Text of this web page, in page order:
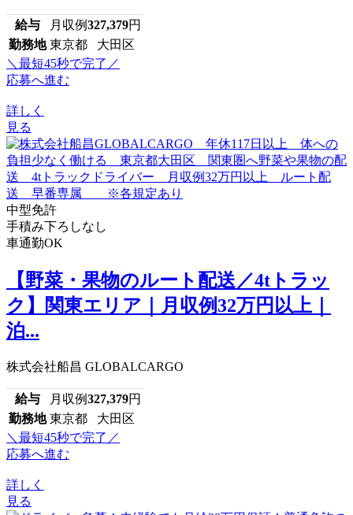
給与 月収例327,379円
勤務地 東京都 大田区
＼最短45秒で完了／
応募へ進む
詳しく
見る
中型免許
手積み下ろしなし
車通勤OK
【野菜・果物のルート配送／4tトラッ
ク】関東エリア｜月収例32万円以上｜
泊...
株式会社船昌 GLOBALCARGO
給与 月収例327,379円
勤務地 東京都 大田区
＼最短45秒で完了／
応募へ進む
詳しく
見る